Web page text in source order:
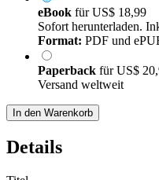
eBook fürUS$ 18,99
Sofort herunterladen.
Format: PDF und
Paperback fürUS$
Versand weltweit
In den Warenkorb
Details